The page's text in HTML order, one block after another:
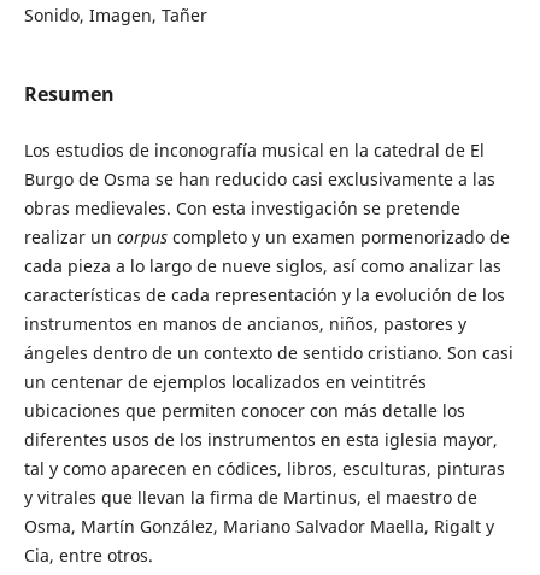
Sonido, Imagen, Tañer
Resumen
Los estudios de inconografía musical en la catedral de El
Burgo de Osma se han reducido casi exclusivamente a las
obras medievales. Con esta investigación se pretende
realizar un corpuscompleto y un examen pormenorizado de
cada pieza a lo largo de nueve siglos, así como analizar las
características de cada representación y la evolución de los
instrumentos en manos de ancianos, niños, pastores y
ángeles dentro de un contexto de sentido cristiano. Son casi
un centenar de ejemplos localizados en veintitrés
ubicaciones que permiten conocer con más detalle los
diferentes usos de los instrumentos en esta iglesia mayor,
tal y como aparecen en códices, libros, esculturas, pinturas
y vitrales que llevan la firma de Martinus, el maestro de
Osma, Martín González, Mariano Salvador Maella, Rigalt y
Cia, entre otros.